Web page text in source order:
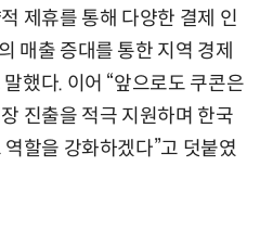
제휴를 통해 다양한 결제 인
매출 증대를 통한 지역 경제
했다. 이어 “앞으로도 쿠콘은
진출을 적극 지원하며 한국
할을 강화하겠다”고 덧붙였